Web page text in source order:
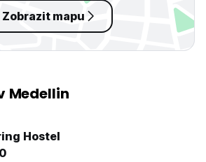
Zobrazit mapu
Medellin
Hostel